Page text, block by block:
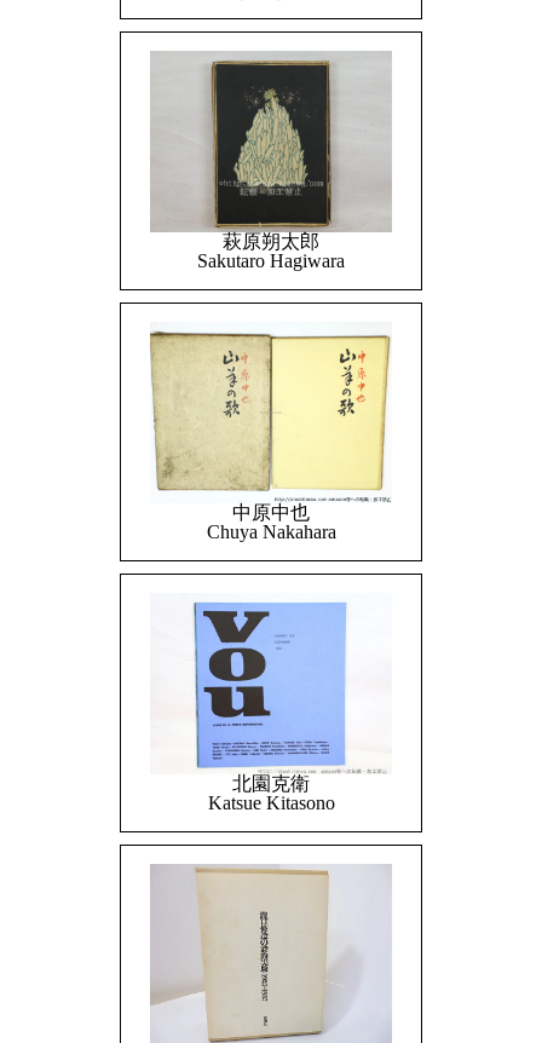
萩原朔太郎
Sakutaro Hagiwara
中原中也
Chuya Nakahara
北園克衛
Katsue Kitasono